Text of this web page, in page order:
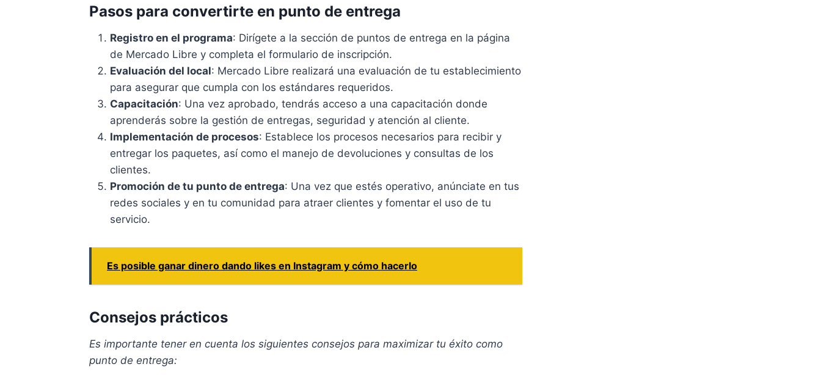
Pasos para convertirte en punto de entrega
Registro en el programa: Dirígete a la sección de puntos de entrega en la página
de Mercado Libre y completa el formulario de inscripción.
Evaluación del local: Mercado Libre realizará una evaluación de tu establecimiento
para asegurar que cumpla con los estándares requeridos.
Capacitación: Una vez aprobado, tendrás acceso a una capacitación donde
aprenderás sobre la gestión de entregas, seguridad y atención al cliente.
Implementación de procesos: Establece los procesos necesarios para recibir y
entregar los paquetes, así como el manejo de devoluciones y consultas de los
clientes.
Promoción de tu punto de entrega: Una vez que estés operativo, anúnciate en tus
redes sociales y en tu comunidad para atraer clientes y fomentar el uso de tu
servicio.
Es posible ganar dinero dando likes en Instagram y cómo hacerlo
Consejos prácticos
Es importante tener en cuenta los siguientes consejos para maximizar tu éxito como
punto de entrega: